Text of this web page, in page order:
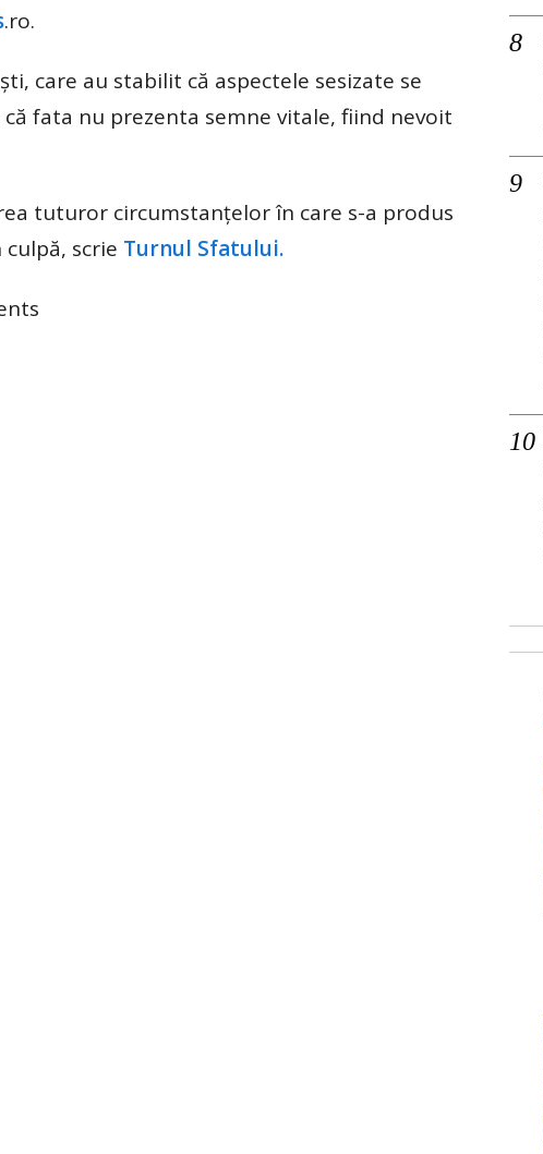
.ro.
care au stabilit că aspectele sesizate se
fata nu prezenta semne vitale, fiind nevoit
tuturor circumstanțelor în care s-a produs
scrie Turnul Sfatului.